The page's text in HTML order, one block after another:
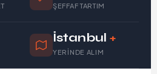
ŞEFFAF TARTIM
İstanbul +
YERINDE ALIM